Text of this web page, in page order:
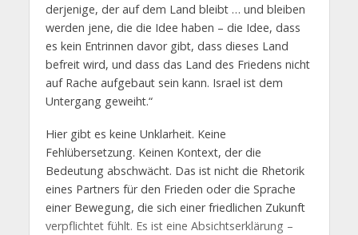
derjenige, der auf dem Land bleibt … und bleiben
werden jene, die die Idee haben – die Idee, dass
es kein Entrinnen davor gibt, dass dieses Land
befreit wird, und dass das Land des Friedens nicht
auf Rache aufgebaut sein kann. Israel ist dem
Untergang geweiht.“
Hier gibt es keine Unklarheit. Keine
Fehlübersetzung. Keinen Kontext, der die
Bedeutung abschwächt. Das ist nicht die Rhetorik
eines Partners für den Frieden oder die Sprache
einer Bewegung, die sich einer friedlichen Zukunft
verpflichtet fühlt. Es ist eine Absichtserklärung –